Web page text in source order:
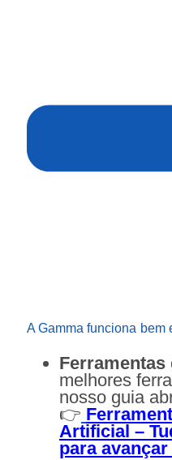
A Gamma funciona bem
Ferramentas
melhores
nosso guia
👉
Artificial –
para